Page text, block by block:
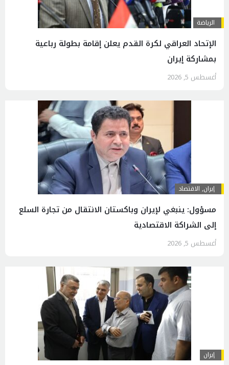
الرياضة
الإتحاد العراقي لكرة القدم يعلن إقامة بطولة رباعية
بمشاركة إيران
أغسطس 5, 2026
إيران, الاقتصاد
مسؤول: ينبغي لإيران وباكستان الانتقال من تجارة السلع
إلى الشراكة الاقتصادية
أغسطس 5, 2026
إيران